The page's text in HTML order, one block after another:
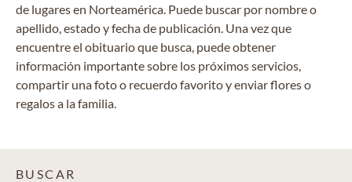
de lugares en Norteamérica. Puede buscar por nombre o
apellido, estado y fecha de publicación. Una vez que
encuentre el obituario que busca, puede obtener
información importante sobre los próximos servicios,
compartir una foto o recuerdo favorito y enviar flores o
regalos a la familia.
BUSCAR